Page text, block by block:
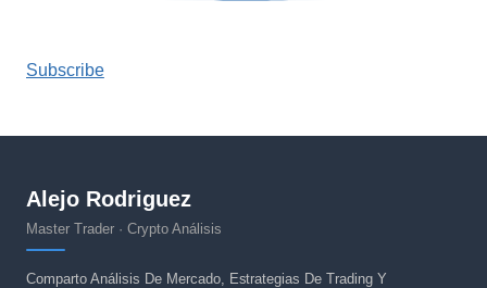
Subscribe
Alejo Rodriguez
Master Trader · Crypto Análisis
Comparto Análisis De Mercado, Estrategias De Trading Y